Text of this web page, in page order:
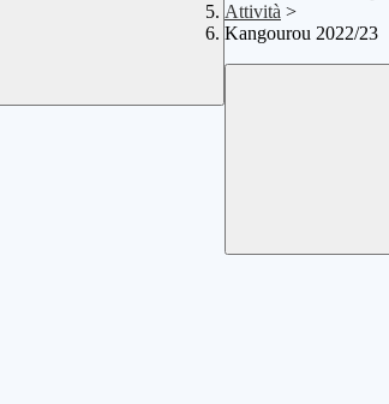
Attività >
Kangourou 2022/23